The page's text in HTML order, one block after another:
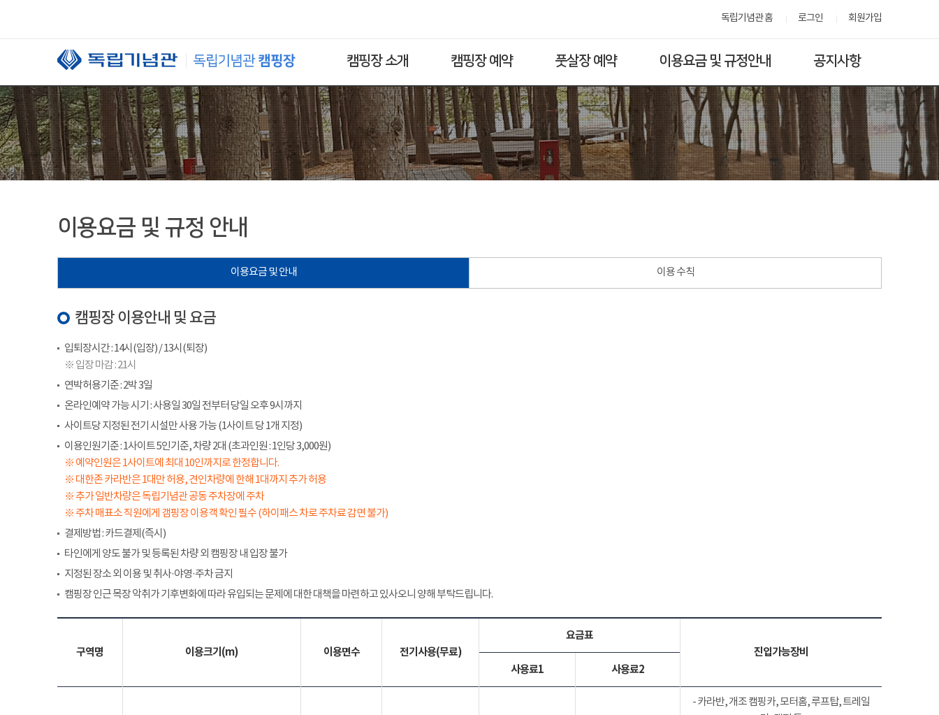
독립기념관 홈 로그인 회원가입
캠핑장 소개 캠핑장 예약 풋살장 예약 이용요금 및 규정안내 공지사항
이용요금 및 규정 안내
이용요금 및 안내 이용 수칙
캠핑장 이용안내 및 요금
입퇴장시간 : 14시(입장) / 13시(퇴장)
※ 입장 마감 : 21시
연박허용기준 : 2박 3일
온라인예약 가능 시기 : 사용일 30일 전부터 당일 오후 9시까지
사이트당 지정된 전기 시설만 사용 가능 (1사이트 당 1개 지정)
이용인원기준 : 1사이트 5인기준, 차량 2대 (초과인원 : 1인당 3,000원)
※ 예약인원은 1사이트에 최대 10인까지로 한정합니다.
※ 대한존 카라반은 1대만 허용, 견인차량에 한해 1대까지 추가 허용
※ 추가 일반차량은 독립기념관 공동 주차장에 주차
※ 주차 매표소 직원에게 갬핑장 이용객 확인 필수 (하이패스 차로 주차료 감면 불가)
결제방법 : 카드결제(즉시)
타인에게 양도 불가 및 등록된 차량 외 캠핑장 내 입장 불가
지정된 장소 외 이용 및 취사·야영·주차 금지
캠핑장 인근 목장 악취가 기후변화에 따라 유입되는 문제에 대한 대책을 마련하고 있사오니 양해 부탁드립니다.
구역명 이용크기(m) 이용면수 전기사용(무료)
요금표
진입가능장비
사용료1
사용료2
- 카라반, 개조 캠핑카, 모터홈, 루프탑, 트레일